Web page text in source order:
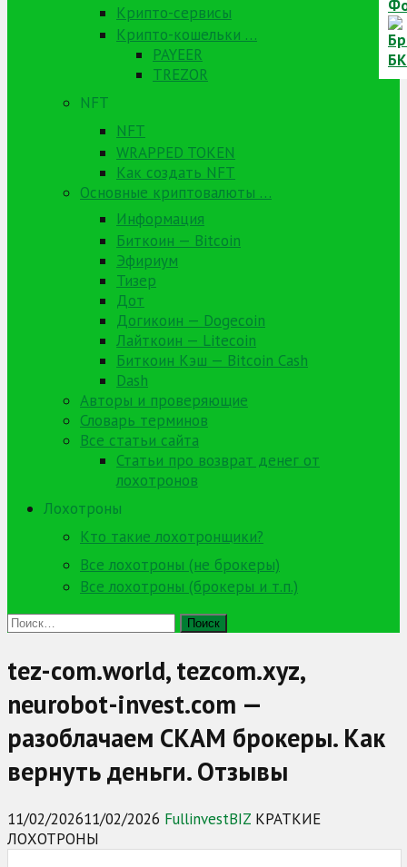
Крипто-сервисы
Крипто-кошельки …
PAYEER
TREZOR
NFT
NFT
WRAPPED TOKEN
Как создать NFT
Основные криптовалюты …
Информация
Биткоин — Bitcoin
Эфириум
Тизер
Дот
Догикоин — Dogecoin
Лайткоин — Litecoin
Биткоин Кэш — Bitcoin Cash
Dash
Авторы и проверяющие
Словарь терминов
Все статьи сайта
Статьи про возврат денег от
лохотронов
Лохотроны
Кто такие лохотронщики?
Все лохотроны (не брокеры)
Все лохотроны (брокеры и т.п.)
Найти:
tez-com.world, tezcom.xyz,
neurobot-invest.com —
разоблачаем СКАМ брокеры. Как
вернуть деньги. Отзывы
11/02/202611/02/2026 FullinvestBIZ КРАТКИЕ
ЛОХОТРОНЫ